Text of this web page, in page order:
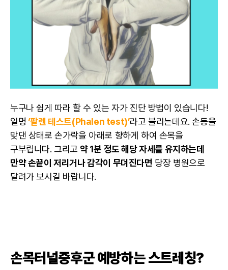
누구나 쉽게 따라 할 수 있는 자가 진단 방법이 있습니다!
일명 ‘팔렌 테스트(Phalen test)’라고 불리는데요. 손등을
맞댄 상태로 손가락을 아래로 향하게 하여 손목을
구부립니다. 그리고 약 1분 정도 해당 자세를 유지하는데
만약 손끝이 저리거나 감각이 무뎌진다면 당장 병원으로
달려가 보시길 바랍니다.
손목터널증후군 예방하는 스트레칭?